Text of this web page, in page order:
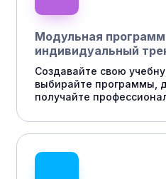
Модульная
индивидуальный
Создавайте свою
выбирайте программы,
получайте